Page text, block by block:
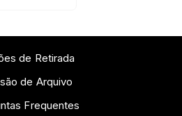
de Retirada
de Arquivo
Frequentes